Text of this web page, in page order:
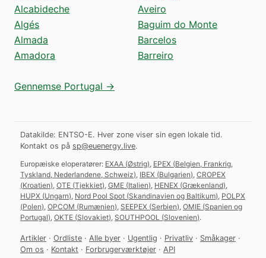
Alcabideche
Algés
Almada
Amadora
Aveiro
Baguim do Monte
Barcelos
Barreiro
Gennemse Portugal →
Datakilde: ENTSO-E. Hver zone viser sin egen lokale tid.
Kontakt os på sp@euenergy.live.
Europæiske eloperatører: EXAA (Østrig) EPEX (Belgien, Frankrig,
Tyskland, Nederlandene, Schweiz) IBEX (Bulgarien) CROPEX
(Kroatien) OTE (Tjekkiet) GME (Italien) HENEX (Grækenland)
HUPX (Ungarn) Nord Pool Spot (Skandinavien og Baltikum) POLPX
(Polen) OPCOM (Rumænien) SEEPEX (Serbien) OMIE (Spanien og
Portugal) OKTE (Slovakiet) SOUTHPOOL (Slovenien).
Artikler · Ordliste · Alle byer · Ugentlig · Privatliv · Småkager ·
Om os · Kontakt · Forbrugerværktøjer · API